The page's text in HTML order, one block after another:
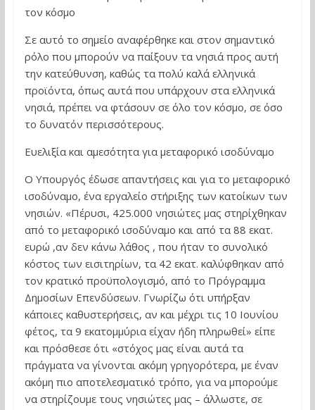
τον κόσμο
Σε αυτό το σημείο αναφέρθηκε και στον σημαντικό
ρόλο που μπορούν να παίξουν τα νησιά προς αυτή
την κατεύθυνση, καθώς τα πολύ καλά ελληνικά
προϊόντα, όπως αυτά που υπάρχουν στα ελληνικά
νησιά, πρέπει να φτάσουν σε όλο τον κόσμο, σε όσο
το δυνατόν περισσότερους.
Ευελιξία και αμεσότητα για μεταφορικό ισοδύναμο
Ο Υπουργός έδωσε απαντήσεις και για το μεταφορικό
ισοδύναμο, ένα εργαλείο στήριξης των κατοίκων των
νησιών. «Πέρυσι, 425.000 νησιώτες μας στηρίχθηκαν
από το μεταφορικό ισοδύναμο και από τα 88 εκατ.
ευρώ ,αν δεν κάνω λάθος , που ήταν το συνολικό
κόστος των εισιτηρίων, τα 42 εκατ. καλύφθηκαν από
τον κρατικό προϋπολογισμό, από το Πρόγραμμα
Δημοσίων Επενδύσεων. Γνωρίζω ότι υπήρξαν
κάποιες καθυστερήσεις, αν και μέχρι τις 10 Ιουνίου
φέτος, τα 9 εκατομμύρια είχαν ήδη πληρωθεί» είπε
και πρόσθεσε ότι «στόχος μας είναι αυτά τα
πράγματα να γίνονται ακόμη γρηγορότερα, με έναν
ακόμη πιο αποτελεσματικό τρόπο, για να μπορούμε
να στηρίζουμε τους νησιώτες μας – άλλωστε, σε